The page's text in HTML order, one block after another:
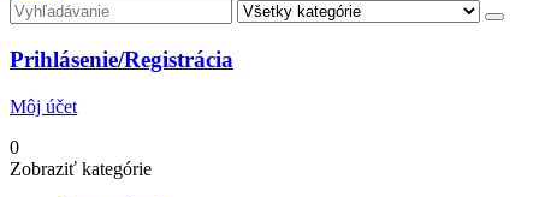
Prihlásenie/Registrácia
Môj účet
0
Zobraziť kategórie